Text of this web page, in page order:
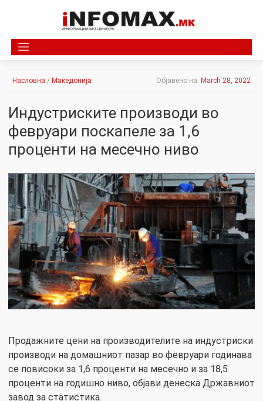
Насловна / Македонија Објавено на: March 28, 2022
Индустриските производи во
февруари поскапеле за 1,6
проценти на месечно ниво
Продажните цени на производителите на индустриски
производи на домашниот пазар во февруари годинава
се повисоки за 1,6 проценти на месечно и за 18,5
проценти на годишно ниво, објави денеска Државниот
завод за статистика.